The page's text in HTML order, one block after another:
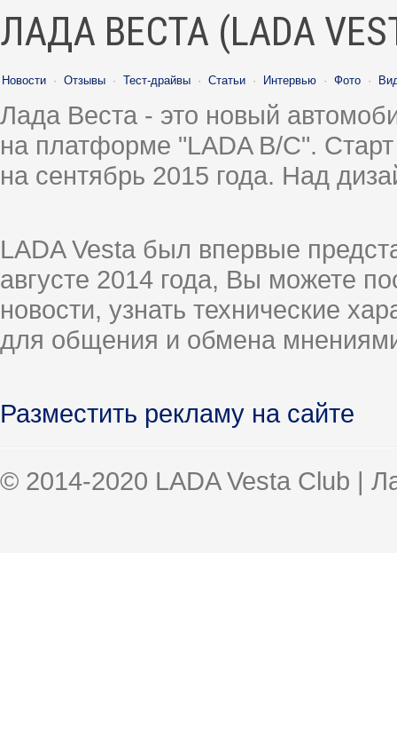
ЛАДА ВЕСТА (LADA
Новости · Отзывы · Тест-драйвы · Статьи · Интервью · Фото ·
Лада Веста - это новый
на платформе "LADA B/C".
на сентябрь 2015 года. Над
LADA Vesta был впервые
августе 2014 года, Вы можете
новости, узнать технические
для общения и обмена
Разместить рекламу на сайте
© 2014-2020 LADA Vesta Club |